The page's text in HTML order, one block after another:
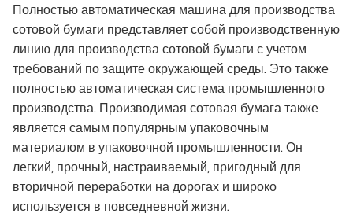
Полностью автоматическая машина для производства
сотовой бумаги представляет собой производственную
линию для производства сотовой бумаги с учетом
требований по защите окружающей среды. Это также
полностью автоматическая система промышленного
производства. Производимая сотовая бумага также
является самым популярным упаковочным
материалом в упаковочной промышленности. Он
легкий, прочный, настраиваемый, пригодный для
вторичной переработки на дорогах и широко
используется в повседневной жизни.